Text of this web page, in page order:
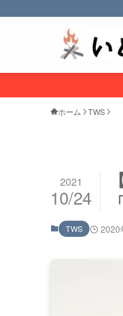
ホーム TWS
2021
10/24
TWS 2020